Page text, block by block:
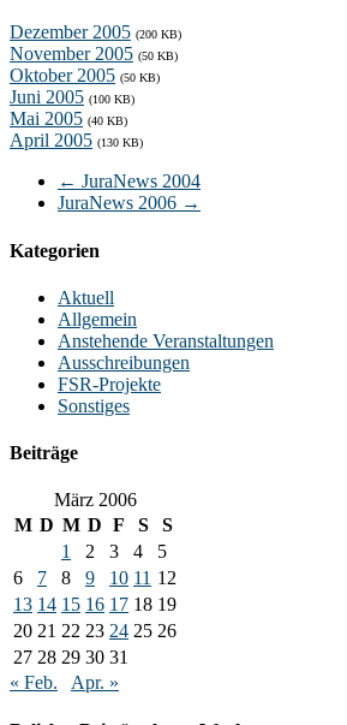
Dezember 2005 (200 KB)
November 2005 (50 KB)
Oktober 2005 (50 KB)
Juni 2005 (100 KB)
Mai 2005 (40 KB)
April 2005 (130 KB)
← JuraNews 2004
JuraNews 2006 →
Kategorien
Aktuell
Allgemein
Anstehende Veranstaltungen
Ausschreibungen
FSR-Projekte
Sonstiges
Beiträge
März 2006
M D M D F S
S
1
2 3 4
5
6
7 8 9 10 11 12
13 14 15 16 17 18 19
20 21 22 23 24 25 26
27 28 29 30 31
« Feb.
Apr. »